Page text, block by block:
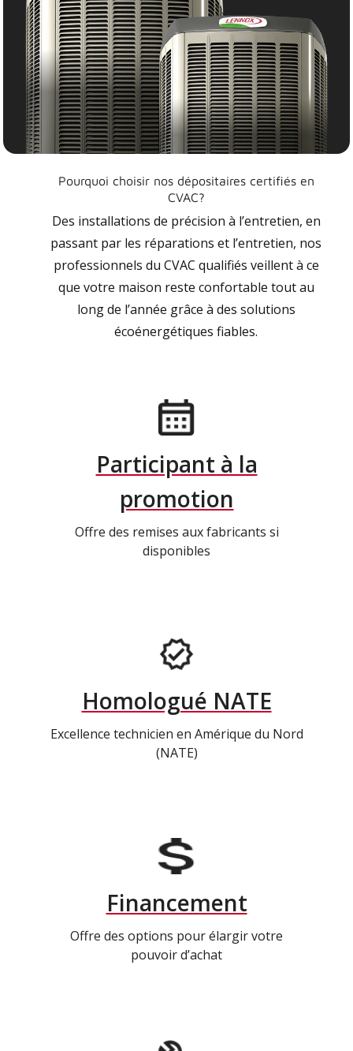
Pourquoi choisir nos dépositaires certifiés en
CVAC?
Des installations de précision à l’entretien, en
passant par les réparations et l’entretien, nos
professionnels du CVAC qualifiés veillent à ce
que votre maison reste confortable tout au
long de l’année grâce à des solutions
écoénergétiques fiables.
Participant à la
promotion
Offre des remises aux fabricants si
disponibles
Homologué NATE
Excellence technicien en Amérique du Nord
(NATE)
Financement
Offre des options pour élargir votre
pouvoir d’achat